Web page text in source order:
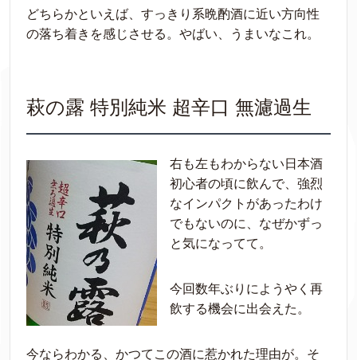
どちらかといえば、すっきり系晩酌酒に近い方向性
の落ち着きを感じさせる。やばい、うまいなこれ。
萩の露 特別純米 超辛口 無濾過生
右も左もわからない日本酒
初心者の頃に飲んで、強烈
なインパクトがあったわけ
でもないのに、なぜかずっ
と気になってて。
今回数年ぶりにようやく再
飲する機会に出会えた。
今ならわかる、かつてこの酒に惹かれた理由が。そ